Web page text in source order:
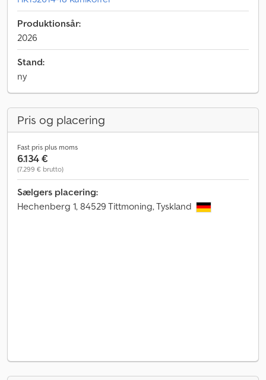
Produktionsår:
2026
Stand:
ny
Pris og placering
Fast pris plus moms
6.134 €
(7.299 € brutto)
Sælgers placering:
Hechenberg 1, 84529 Tittmoning, Tyskland